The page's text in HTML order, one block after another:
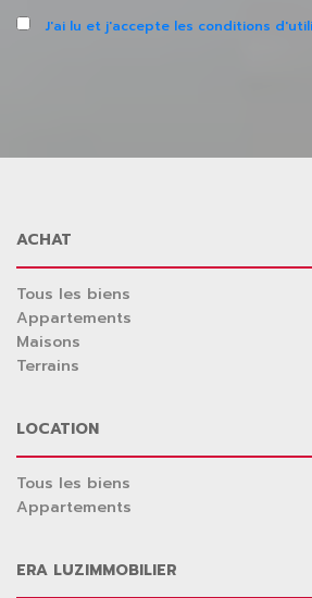
J'ai lu et j'accepte les conditions
ACHAT
Tous les biens
Appartements
Maisons
Terrains
LOCATION
Tous les biens
Appartements
ERA LUZIMMOBILIER